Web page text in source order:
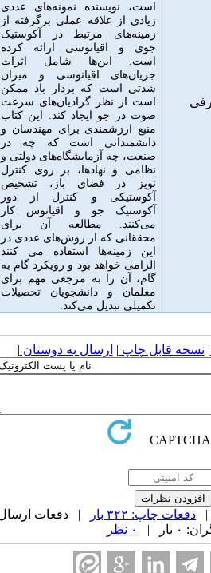
است، نویسنده نمونه‌های عددی
زیادی از علاقه عملی برگرفته از
زمینه‌های مرتبط در آکوستیک
جوی و اقیانوسی ارائه کرده
است.این‌ها شامل اثرات
جریان‌های اقیانوسی و میزان
شدتی است که بردار باد ممکن
است از نظر گرادیان‌های سرعت
صوت در جو ایجاد کند.این کتاب
منبع ارزشمندی برای مهندسان و
دانشمندانی است که چه در
صنعت، چه آزمایشگاه‌های دولتی و
نظامی و نهادها، بر روی کنترل
نویز در فضای باز، تشخیص
آکوستیکی و کنترل از دور
آکوستیک جو و اقیانوس کار
می‌کنند.مطالعه آن برای
محققانی که از روش‌های عددی در
این زمینه‌ها استفاده می کنند
الزامی خواهد بود و رویکرد گام به
گام، آن را به مرجعی مهم برای
معلمان و دانشجویان تحصیلات
تکمیلی تبدیل می‌کند.
نسخه قابل چاپ| ارسال به دوستان|
دفعات چاپ: ۳۲۲ بار
| دفعات ارسال
بار |